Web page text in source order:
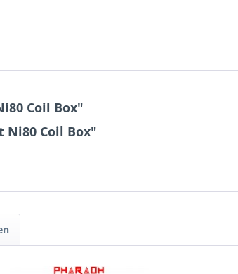
Coil Box"
Coil Box"